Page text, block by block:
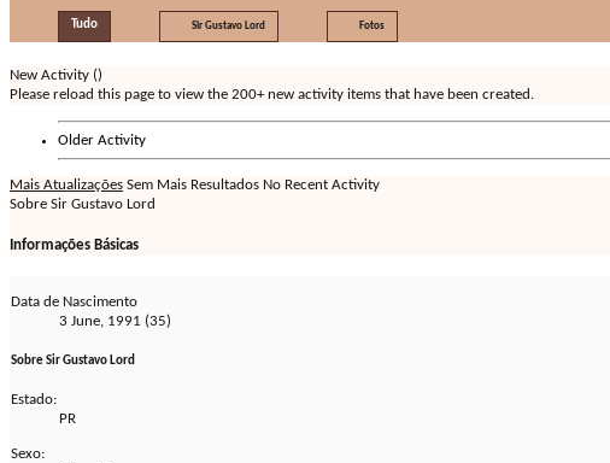
Tudo Sir Gustavo Lord Fotos
New Activity ()
Please reload this page to view the 200+ new activity items that have been created.
Older Activity
Mais Atualizações Sem Mais Resultados No Recent Activity
Sobre Sir Gustavo Lord
Informações Básicas
Data de Nascimento
3 June, 1991 (35)
Sobre Sir Gustavo Lord
Estado:
PR
Sexo: